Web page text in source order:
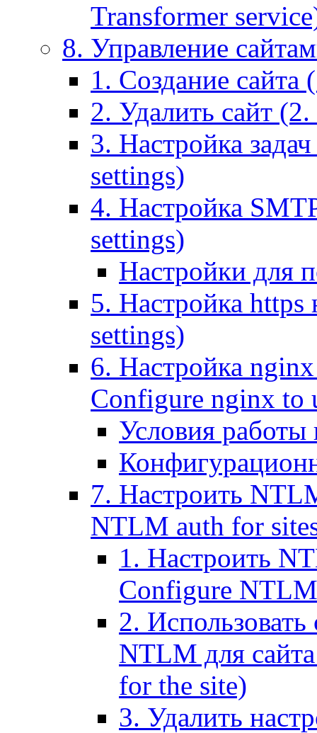
Transformer
8. Управление
1. Создание сайта
2. Удалить сайт
3. Настройка
settings)
4. Настройка
settings)
Настройки для
5. Настройка https
settings)
6. Настройка
Configure nginx to
Условия работы
7. Настроить
NTLM auth for
1. Настроить
Configure
2.
NTLM для
for the site)
3. Удалить